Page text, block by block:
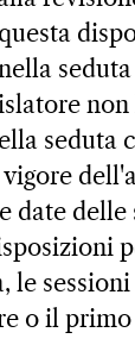
date
le
o il